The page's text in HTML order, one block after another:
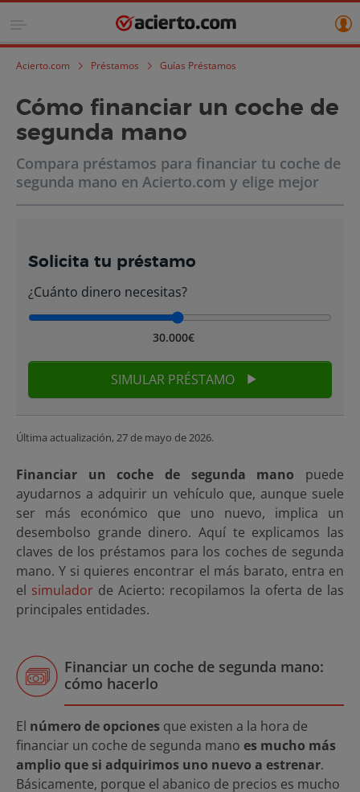
Acierto.com Préstamos Guías Préstamos
Cómo financiar un coche de
segunda mano
Compara préstamos para financiar tu coche de
segunda mano en Acierto.com y elige mejor
Solicita tu préstamo
¿Cuánto dinero necesitas?
30.000€
SIMULAR PRÉSTAMO
Última actualización, 27 de mayo de 2026.
Financiar un coche de segunda mano puede
ayudarnos a adquirir un vehículo que, aunque suele
ser más económico que uno nuevo, implica un
desembolso grande dinero. Aquí te explicamos las
claves de los préstamos para los coches de segunda
mano. Y si quieres encontrar el más barato, entra en
el simulador de Acierto: recopilamos la oferta de las
principales entidades.
Financiar un coche de segunda mano:
cómo hacerlo
El número de opciones que existen a la hora de
financiar un coche de segunda mano es mucho más
amplio que si adquirimos uno nuevo a estrenar.
Básicamente, porque el abanico de precios es mucho